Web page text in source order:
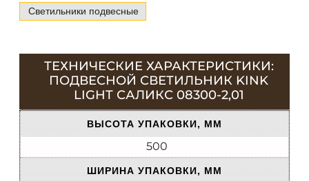
Светильники подвесные
ТЕХНИЧЕСКИЕ ХАРАКТЕРИСТИКИ:
ПОДВЕСНОЙ СВЕТИЛЬНИК KINK
LIGHT САЛИКС 08300-2,01
ВЫСОТА УПАКОВКИ, ММ
500
ШИРИНА УПАКОВКИ, ММ